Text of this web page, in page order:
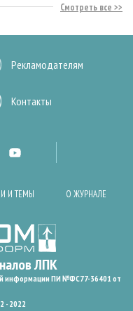
Смотреть все
Рекламодателям
Контакты
И ТЕМЫ О ЖУРНАЛЕ
информации ПИ №ФС77-36401 от
- 2022